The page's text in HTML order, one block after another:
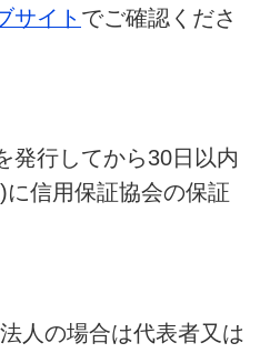
サイト でご確認くださ
行してから30日以内
信用保証協会の保証
人の場合は代表者又は